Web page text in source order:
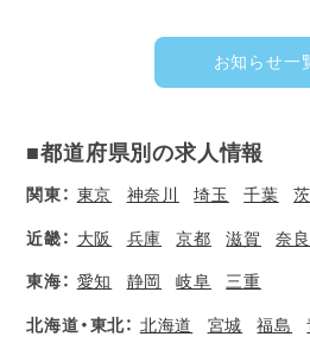
お知らせ一
■都道府県別の求人情報
関東： 東京 神奈川 埼玉 千葉
近畿： 大阪 兵庫 京都 滋賀 奈良
東海： 愛知 静岡 岐阜 三重
北海道・東北： 北海道 宮城 福島